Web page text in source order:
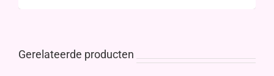
Gerelateerde producten